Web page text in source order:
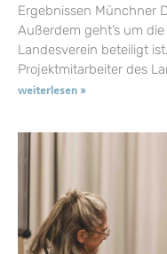
Ergebnissen Münchner
Außerdem geht’s um
Landesverein beteiligt
Projektmitarbeiter des
weiterlesen »